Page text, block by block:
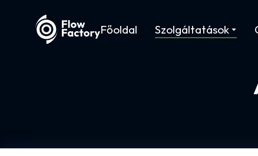
Főoldal Szolgáltatások